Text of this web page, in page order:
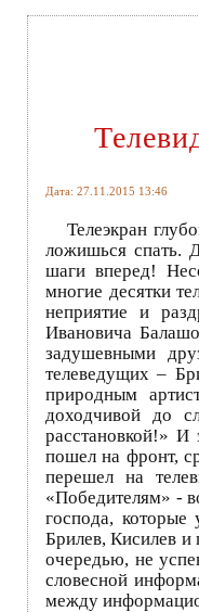
Дата: 27.11.2015 13:46
Телеэкран
ложишься спать.
шаги вперед!
многие десятки
неприятие и
Ивановича
задушевными
телеведущих –
природным
доходчивой до
расстановкой!»
пошел на фронт,
перешел на
«Победителям» -
господа, которые
Брилев, Кисилев и
очередью, не
словесной
между